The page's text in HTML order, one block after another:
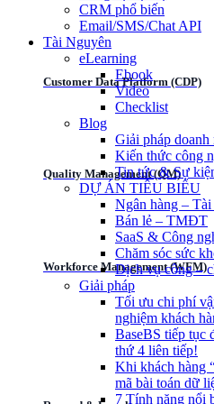
Customer Data Platform (CDP)
Quality Management (QM)
Workforce Management (WFM)
CRM phổ biến
Email/SMS/Chat API
Tài Nguyên
eLearning
Ebook
Video
Checklist
Blog
Giải pháp doanh
Kiến thức công
Tin tức & Sự
DỰ ÁN TIÊU BIỂU
Ngân hàng – Tài
Bán lẻ – TMĐT
SaaS & Công
Chăm sóc sức
Dịch vụ công –
Giải pháp
Tối ưu chi phí
nghiệm khách
BaseBS tiếp tục
thứ 4 liên tiếp!
Khi khách hàng
mã bài toán dữ
7 Tính năng nổi